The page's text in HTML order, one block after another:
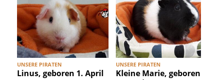
UNSERE PIRATEN
Linus, geboren 1. April
UNSERE PIRATEN
Kleine Marie, geboren